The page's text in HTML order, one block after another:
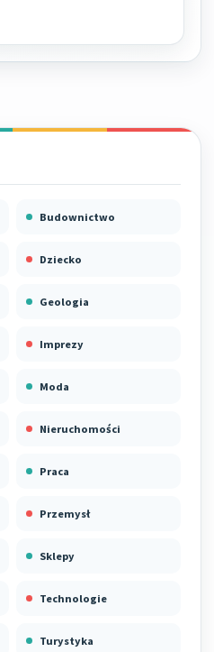
Budownictwo
Dziecko
Geologia
Imprezy
Moda
Nieruchomości
Praca
Przemysł
Sklepy
Technologie
Turystyka